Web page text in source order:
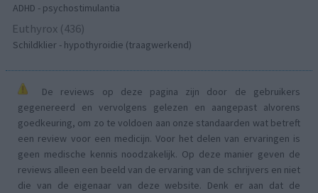
ADHD - psychostimulantia
Euthyrox (436)
Schildklier - hypothyroidie (traagwerkend)
De reviews op deze pagina zijn door de gebruikers
gegenereerd en vervolgens gelezen en aangepast alvorens
goedkeuring, om zo te voldoen aan onze standaarden wat betreft
een review voor een medicijn. Voor het delen van ervaringen is
geen medische kennis noodzakelijk. Op deze manier geven de
reviews alleen een beeld van de ervaring van de schrijvers en niet
die van de eigenaar van deze website. Denk er aan dat de